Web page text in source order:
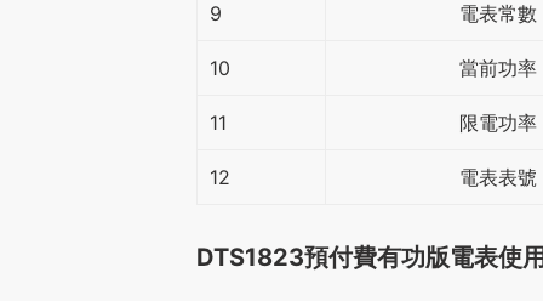
DTS1823預付費有功版電表使
9 電表常數
10 當前功率
11 限電功率
12 電表表號